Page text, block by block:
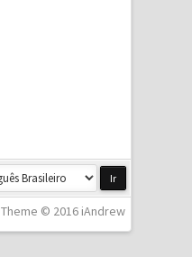
Theme © 2016 iAndrew